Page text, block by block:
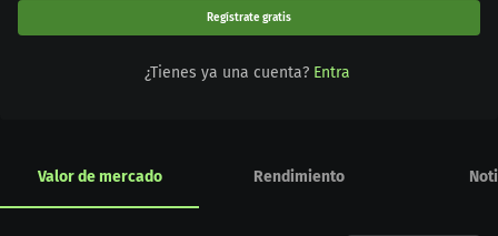
Regístrate gratis
¿Tienes ya una cuenta? Entra
Valor de mercado Rendimiento